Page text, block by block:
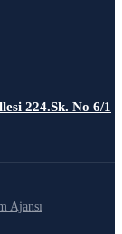
224.Sk. No 6/1
Ajansı